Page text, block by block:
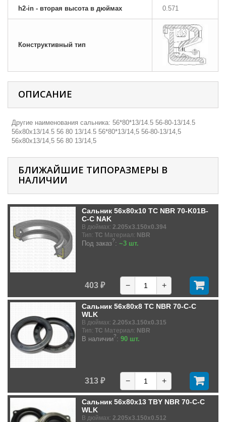
h2-in - вторая высота в дюймах 0.571
Конструктивный тип
ОПИСАНИЕ
Другие наименования сальника: 56*80*13/14.5 56-80-13/14.5
56х80х13/14.5 56 80 13/14.5 56*80*13/14,5 56-80-13/14,5
56х80х13/14,5 56 80 13/14,5
БЛИЖАЙШИЕ ТИПОРАЗМЕРЫ В
НАЛИЧИИ
Сальник 56x80x10 TC NBR 70-K01B-
C-C NAK
В дюймах: 2.205x3.150x0.394
Тип: TC Материал: NBR
Под заказ?: ~3 шт.
403 ₽ − +
Сальник 56x80x8 TC NBR 70-C-C
WLK
В дюймах: 2.205x3.150x0.315
Тип: TC Материал: NBR
В наличии?: 90 шт.
313 ₽ − +
Сальник 56x80x13 TBY NBR 70-C-C
WLK
В дюймах: 2.205x3.150x0.512